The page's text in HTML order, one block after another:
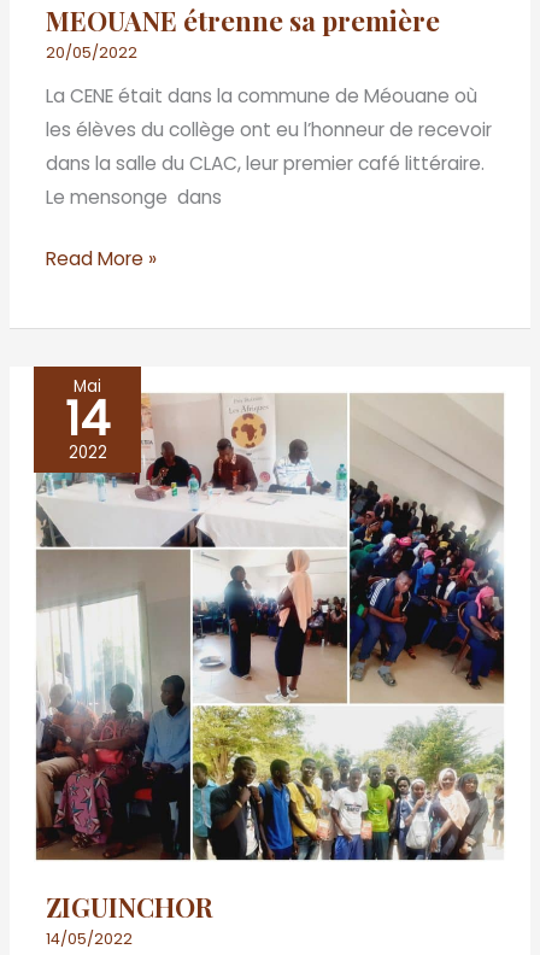
MEOUANE étrenne sa première
20/05/2022
La CENE était dans la commune de Méouane où
les élèves du collège ont eu l’honneur de recevoir
dans la salle du CLAC, leur premier café littéraire.
Le mensonge dans
Read More »
Mai
14
2022
ZIGUINCHOR
14/05/2022
ZIGUINCHOR